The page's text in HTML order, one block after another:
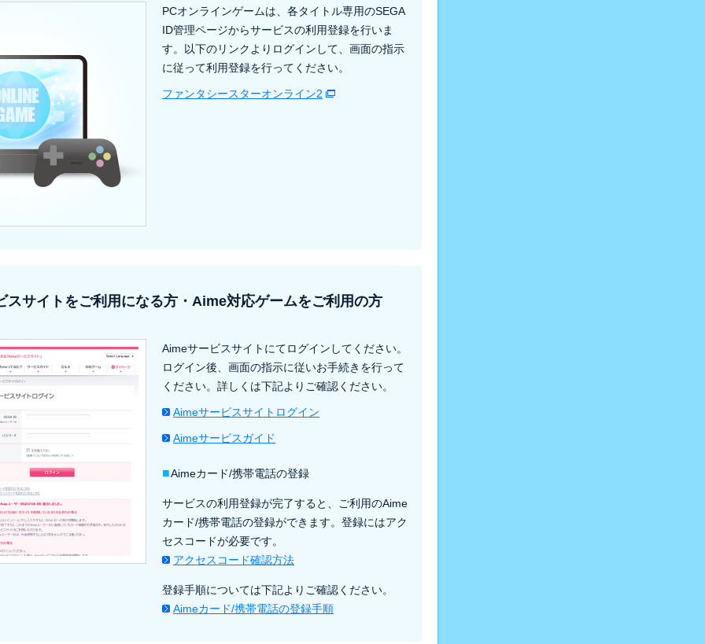
PCオンラインゲームは、各タイトル専用のSEGA
ID管理ページからサービスの利用登録を行いま
す。以下のリンクよりログインして、画面の指示
に従って利用登録を行ってください。
ファンタシースターオンライン2
スサイトをご利用になる方・Aime対応ゲームをご利用の方
Aimeサービスサイトにてログインしてください。
ログイン後、画面の指示に従いお手続きを行って
ください。詳しくは下記よりご確認ください。
Aimeサービスサイトログイン
Aimeサービスガイド
■Aimeカード/携帯電話の登録
サービスの利用登録が完了すると、ご利用のAime
カード/携帯電話の登録ができます。登録にはアク
セスコードが必要です。
アクセスコード確認方法
登録手順については下記よりご確認ください。
Aimeカード/携帯電話の登録手順